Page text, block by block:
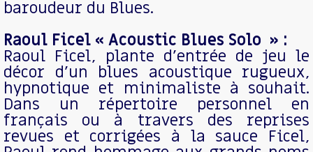
baroudeur du Blues.
Raoul Ficel « Acoustic Blues Solo » :
Raoul Ficel, plante d’entrée de jeu le
décor d’un blues acoustique rugueux,
hypnotique et minimaliste à souhait.
Dans un répertoire personnel en
français ou à travers des reprises
revues et corrigées à la sauce Ficel,